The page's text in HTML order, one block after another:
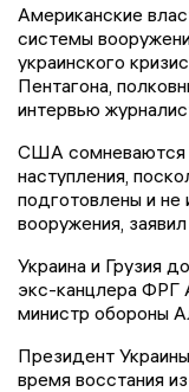
Американские
системы
украинского
Пентагона,
интервью
США сомневаются
наступления,
подготовлены и
вооружения,
Украина и Грузия
экс-канцлера ФРГ
министр обороны
Президент
время восстания